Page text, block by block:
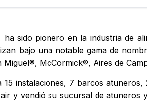
sido pionero en la industria de
bajo una notable gama de
McCormick®, Aires de
instalaciones, 7 barcos
y vendió su sucursal de atuneros